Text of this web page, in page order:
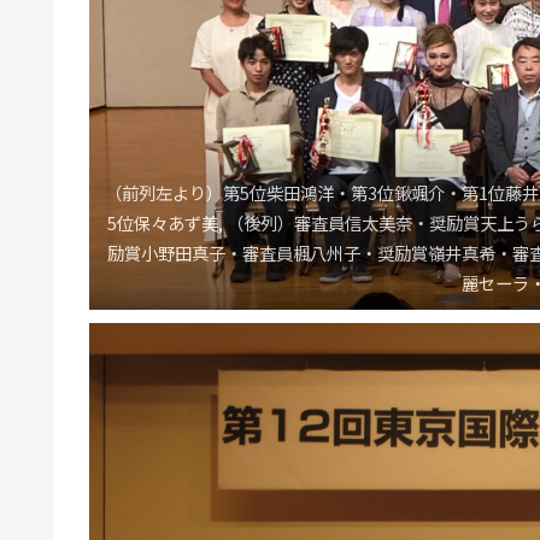
（前列左より）第5位柴田鴻洋・第3位鍬颯介・第1位
5位保々あず美, （後列）審査員信太美奈・奨励賞天上
励賞小野田真子・審査員楓八州子・奨励賞嶺井真希・
麗セーラ